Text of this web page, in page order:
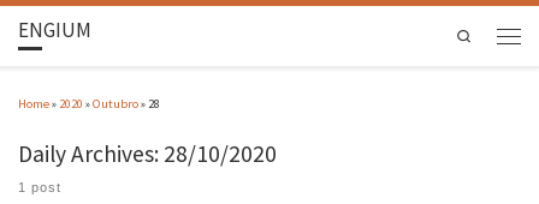
ENGIUM Search
Home» 2020 »Outubro» 28
Daily Archives: 28/10/2020
1 post